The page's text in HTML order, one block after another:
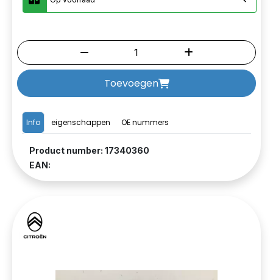
Info eigenschappen OE nummers
Product number: 17340360
EAN:
Toevoegen